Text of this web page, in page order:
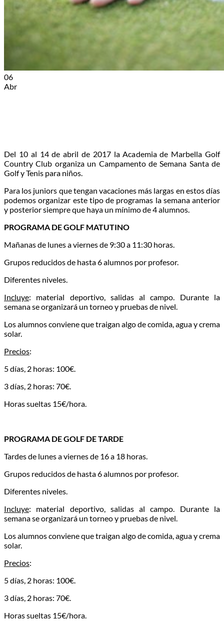
06
Abr
Del 10 al 14 de abril de 2017 la Academia de Marbella Golf
Country Club organiza un Campamento de Semana Santa de
Golf y Tenis para niños.
Para los juniors que tengan vacaciones más largas en estos días
podemos organizar este tipo de programas la semana anterior
y posterior siempre que haya un mínimo de 4 alumnos.
PROGRAMA DE GOLF MATUTINO
Mañanas de lunes a viernes de 9:30 a 11:30 horas.
Grupos reducidos de hasta 6 alumnos por profesor.
Diferentes niveles.
Incluye: material deportivo, salidas al campo. Durante la
semana se organizará un torneo y pruebas de nivel.
Los alumnos conviene que traigan algo de comida, agua y crema
solar.
Precios:
5 días, 2 horas: 100€.
3 días, 2 horas: 70€.
Horas sueltas 15€/hora.
PROGRAMA DE GOLF DE TARDE
Tardes de lunes a viernes de 16 a 18 horas.
Grupos reducidos de hasta 6 alumnos por profesor.
Diferentes niveles.
Incluye: material deportivo, salidas al campo. Durante la
semana se organizará un torneo y pruebas de nivel.
Los alumnos conviene que traigan algo de comida, agua y crema
solar.
Precios:
5 días, 2 horas: 100€.
3 días, 2 horas: 70€.
Horas sueltas 15€/hora.